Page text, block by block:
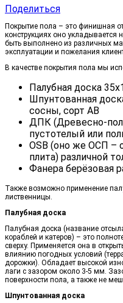
Поделиться
Покрытие пола – это финишная
конструкциях оно укладывается
быть выполнено из различных
эксплуатации и пожелания
В качестве покрытия пола мы
Палубная доска
Шпунтованная
сосны, сорт АВ
ДПК (Древесно-
пустотелый или
OSB (оно же ОСП –
плита) различной
Фанера берёзовая
Также возможно применение
лиственницы.
Палубная доска
Палубная доска (название
кораблей и катеров) – это
сверху. Применяется она в
влиянию погодных условий
дорожки). Обладает высокой
лаги с зазором около 3-5 мм.
поверхности пола, а также не
Шпунтованная доска